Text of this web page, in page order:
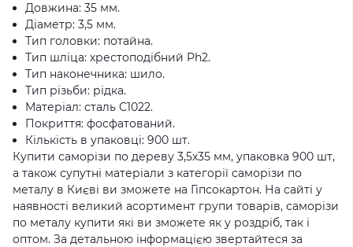
Довжина: 35 мм.
Діаметр: 3,5 мм.
Тип головки: потайна.
Тип шліца: хрестоподібний Ph2.
Тип наконечника: шило.
Тип різьби: рідка.
Матеріал: сталь С1022.
Покриття: фосфатований.
Кількість в упаковці: 900 шт.
Купити саморізи по дереву 3,5x35 мм, упаковка 900 шт,
а також супутні матеріали з категорії саморізи по
металу в Києві ви зможете на Гіпсокартон. На сайті у
наявності великий асортимент групи товарів, саморізи
по металу купити які ви зможете як у роздріб, так і
оптом. За детальною інформацією звертайтеся за